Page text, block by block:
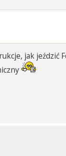
jak